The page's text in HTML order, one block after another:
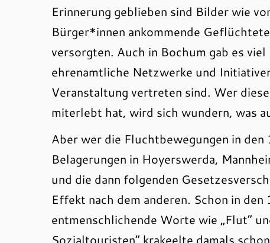
Erinnerung geblieben sind Bilder wie
Bürger*innen ankommende
versorgten. Auch in Bochum gab es
ehrenamtliche Netzwerke und
Veranstaltung vertreten sind. Wer
miterlebt hat, wird sich wundern, was
Aber wer die Fluchtbewegungen in
Belagerungen in Hoyerswerda,
und die dann folgenden
Effekt nach dem anderen. Schon in
entmenschlichende Worte wie „Flut“
Sozialtouristen“ krakeelte damals